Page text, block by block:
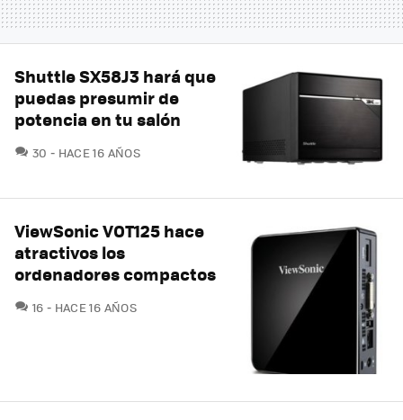
Shuttle SX58J3 hará que
puedas presumir de
potencia en tu salón
30 COMENTARIOS
HACE 16 AÑOS
ViewSonic VOT125 hace
atractivos los
ordenadores compactos
16 COMENTARIOS
HACE 16 AÑOS